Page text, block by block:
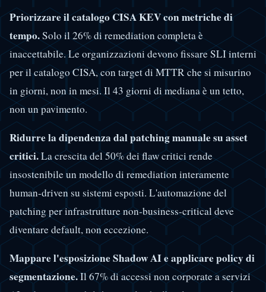
Priorizzare il catalogo CISA KEV con metriche di
tempo.Solo il 26% di remediation completa è
inaccettabile. Le organizzazioni devono fissare SLI interni
per il catalogo CISA, con target di MTTR che si misurino
in giorni, non in mesi. Il 43 giorni di mediana è un tetto,
non un pavimento.
Ridurre la dipendenza dal patching manuale su asset
critici.La crescita del 50% dei flaw critici rende
insostenibile un modello di remediation interamente
human-driven su sistemi esposti. L'automazione del
patching per infrastrutture non-business-critical deve
diventare default, non eccezione.
Mappare l'esposizione Shadow AI e applicare policy di
segmentazione.Il 67% di accessi non corporate a servizi